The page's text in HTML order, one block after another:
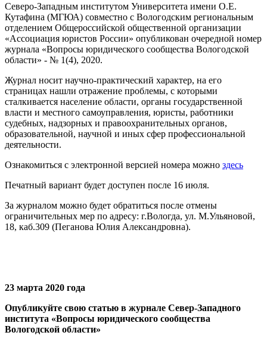
Северо-Западным институтом Университета имени О.Е.
Кутафина (МГЮА) совместно с Вологодским региональным
отделением Общероссийской общественной организации
«Ассоциация юристов России» опубликован очередной номер
журнала «Вопросы юридического сообщества Вологодской
области» - № 1(4), 2020.
Журнал носит научно-практический характер, на его
страницах нашли отражение проблемы, с которыми
сталкивается население области, органы государственной
власти и местного самоуправления, юристы, работники
судебных, надзорных и правоохранительных органов,
образовательной, научной и иных сфер профессиональной
деятельности.
Ознакомиться с электронной версией номера можно здесь
Печатный вариант будет доступен после 16 июля.
За журналом можно будет обратиться после отмены
ограничительных мер по адресу: г.Вологда, ул. М.Ульяновой,
18, каб.309 (Пеганова Юлия Александровна).
23 марта 2020 года
Опубликуйте свою статью в журнале Север-Западного
института «Вопросы юридического сообщества
Вологодской области»